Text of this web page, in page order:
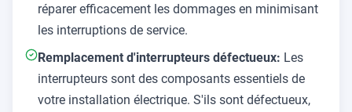
réparer efficacement les dommages en minimisant
les interruptions de service.
Remplacement d'interrupteurs défectueux: Les
interrupteurs sont des composants essentiels de
votre installation électrique. S'ils sont défectueux,